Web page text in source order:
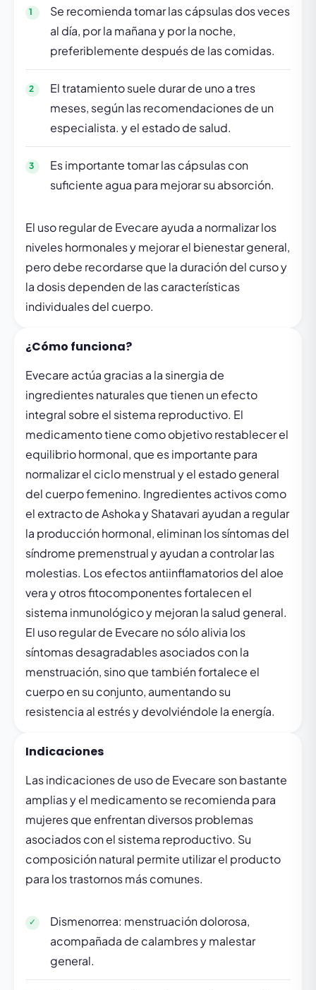
Se recomienda tomar las cápsulas dos veces
al día, por la mañana y por la noche,
preferiblemente después de las comidas.
El tratamiento suele durar de uno a tres
meses, según las recomendaciones de un
especialista. y el estado de salud.
Es importante tomar las cápsulas con
suficiente agua para mejorar su absorción.
El uso regular de Evecare ayuda a normalizar los
niveles hormonales y mejorar el bienestar general,
pero debe recordarse que la duración del curso y
la dosis dependen de las características
individuales del cuerpo.
¿Cómo funciona?
Evecare actúa gracias a la sinergia de
ingredientes naturales que tienen un efecto
integral sobre el sistema reproductivo. El
medicamento tiene como objetivo restablecer el
equilibrio hormonal, que es importante para
normalizar el ciclo menstrual y el estado general
del cuerpo femenino. Ingredientes activos como
el extracto de Ashoka y Shatavari ayudan a regular
la producción hormonal, eliminan los síntomas del
síndrome premenstrual y ayudan a controlar las
molestias. Los efectos antiinflamatorios del aloe
vera y otros fitocomponentes fortalecen el
sistema inmunológico y mejoran la salud general.
El uso regular de Evecare no sólo alivia los
síntomas desagradables asociados con la
menstruación, sino que también fortalece el
cuerpo en su conjunto, aumentando su
resistencia al estrés y devolviéndole la energía.
Indicaciones
Las indicaciones de uso de Evecare son bastante
amplias y el medicamento se recomienda para
mujeres que enfrentan diversos problemas
asociados con el sistema reproductivo. Su
composición natural permite utilizar el producto
para los trastornos más comunes.
Dismenorrea: menstruación dolorosa,
acompañada de calambres y malestar
general.